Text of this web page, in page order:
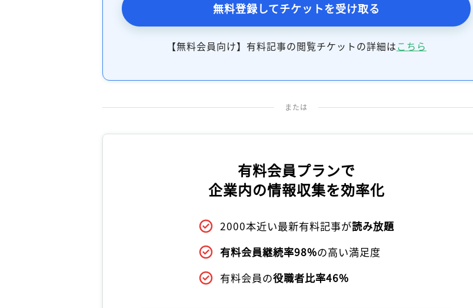
無料登録してチケットを受け取る
【無料会員向け】有料記事の閲覧チケットの詳細はこちら
または
有料会員プランで
企業内の情報収集を効率化
2000本近い最新有料記事が読み放題
有料会員継続率98%の高い満足度
有料会員の役職者比率46%
記事をお気に入りに保存するには
ログインが必要です
ログイン